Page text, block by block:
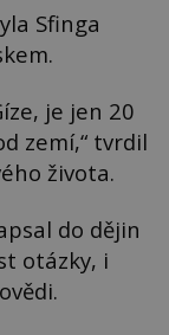
Sfinga
je jen 20
zemí,“ tvrdil
života.
do dějin
otázky, i